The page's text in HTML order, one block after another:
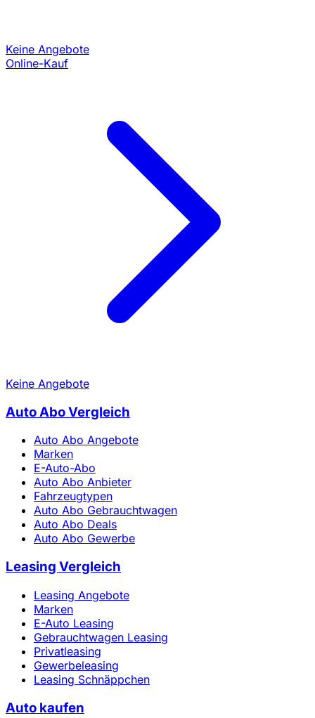
Keine Angebote
Online-Kauf
Keine Angebote
Auto Abo Vergleich
Auto Abo Angebote
Marken
E-Auto-Abo
Auto Abo Anbieter
Fahrzeugtypen
Auto Abo Gebrauchtwagen
Auto Abo Deals
Auto Abo Gewerbe
Leasing Vergleich
Leasing Angebote
Marken
E-Auto Leasing
Gebrauchtwagen Leasing
Privatleasing
Gewerbeleasing
Leasing Schnäppchen
Auto kaufen